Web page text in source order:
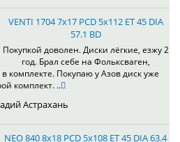
VENTI 1704 7x17 PCD 5x112 ET 45 DIA
57.1 BD
Покупкой доволен. Диски лёгкие, езжу 2
год. Брал себе на Фольксваген,
комплекте. Покупаю у Азов диск уже
комплект. ..
Астрахань
NEO 840 8x18 PCD 5x108 ET 45 DIA 63.4